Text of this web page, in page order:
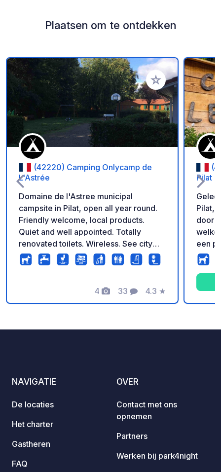
Plaatsen om te ontdekken
Voeg toe aan je
(42220) Camping Onlycamp de
L'Astrée
Domaine de l'Astree municipal
campsite in Pilat, open all year round.
Friendly welcome, local products.
Quiet and well appointed. Totally
renovated toilets. Wireless. See city
site for more info.
4
Foto's
33
Commentaren
4.3
Beoordeling
★
Pilat
Pilat,
door
een
Trois
aan
deze
voor
NAVIGATIE
De locaties
Het charter
Gastheren
FAQ
OVER
Contact met ons
opnemen
Partners
Werken bij park4night